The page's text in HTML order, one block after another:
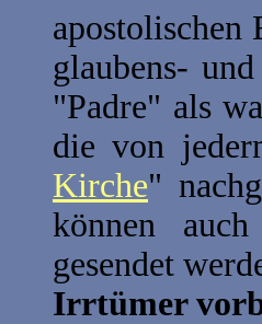
apostolischen
glaubens-
"Padre" als
die von
Kirche"
können
gesendet
Irrtümer